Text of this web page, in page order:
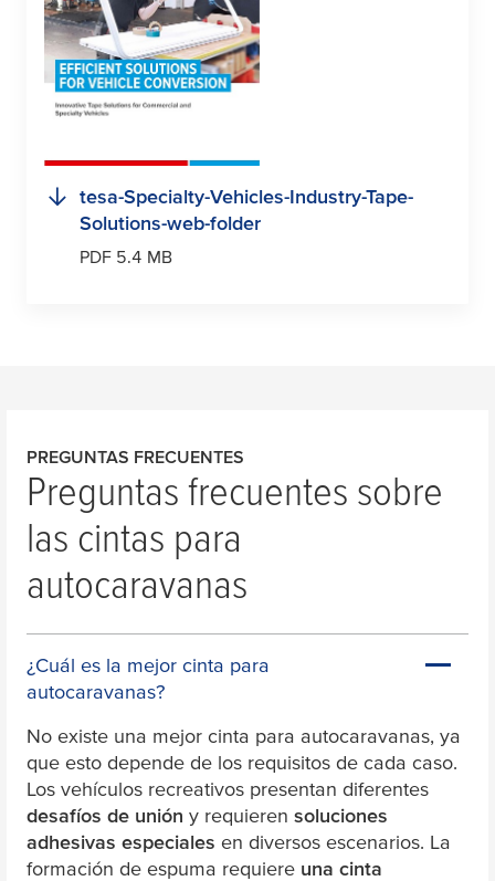
tesa-Specialty-Vehicles-Industry-Tape-
Solutions-web-folder
PDF 5.4 MB
PREGUNTAS FRECUENTES
Preguntas frecuentes sobre
las cintas para
autocaravanas
¿Cuál es la mejor cinta para
autocaravanas?
No existe una mejor cinta para autocaravanas, ya
que esto depende de los requisitos de cada caso.
Los vehículos recreativos presentan diferentes
desafíos de unión y requieren soluciones
adhesivas especiales en diversos escenarios. La
formación de espuma requiere una cinta